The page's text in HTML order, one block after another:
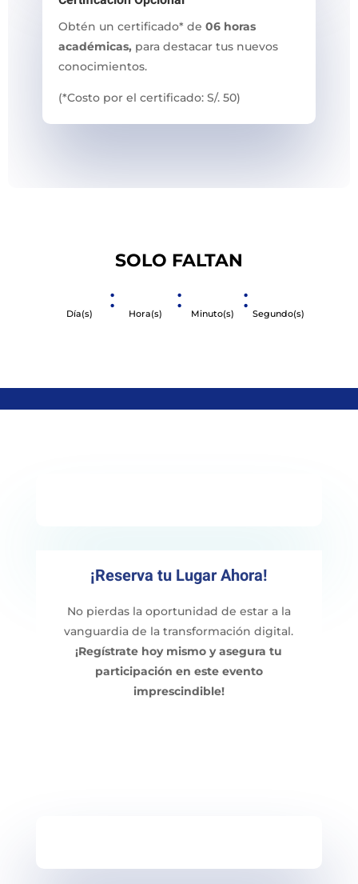
Obtén un certificado* de 06 horas
académicas, para destacar tus nuevos
conocimientos.
(*Costo por el certificado: S/. 50)
SOLO FALTAN
Día(s) : Hora(s) : Minuto(s) : Segundo(s)
¡Reserva tu Lugar Ahora!
No pierdas la oportunidad de estar a la
vanguardia de la transformación digital.
¡Regístrate hoy mismo y asegura tu
participación en este evento
imprescindible!